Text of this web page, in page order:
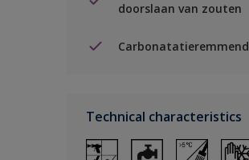
doorslaan van zouten
Carbonatatieremmend
Technical characteristics